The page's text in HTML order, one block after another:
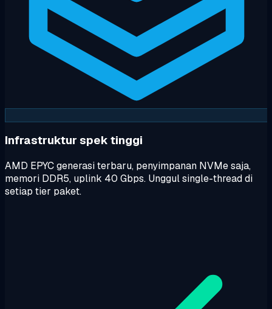
Infrastruktur spek tinggi
AMD EPYC generasi terbaru, penyimpanan NVMe saja,
memori DDR5, uplink 40 Gbps. Unggul single-thread di
setiap tier paket.